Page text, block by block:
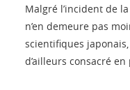
Malgré l’incident de
n’en demeure pas
scientifiques
d’ailleurs consacré